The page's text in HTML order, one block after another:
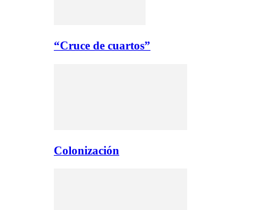
“Cruce de cuartos”
Colonización